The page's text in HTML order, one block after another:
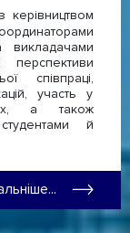
керівництвом
викладачами
перспективи
співпраці,
участь у
а також
й